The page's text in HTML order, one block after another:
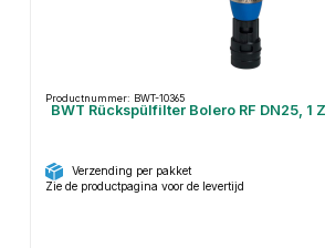
Productnummer: BWT-10365
BWT Rückspülfilter Bolero RF DN25, 1
Verzending per pakket
Zie de productpagina voor de levertijd